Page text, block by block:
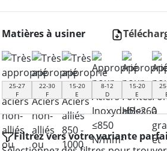
Matières à usiner
25-27
F
22-30
F
15-20
E
8-12
D
15-20
E
Filtrez vers votre variante